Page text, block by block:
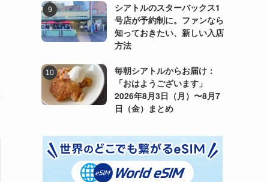
シアトルのスターバックス1
号店が予約制に。ファンなら
知っておきたい、新しい入店
方法
毎朝シアトルからお届け：
「おはようございます」
2026年8月3日（月）〜8月7
日（金）まとめ